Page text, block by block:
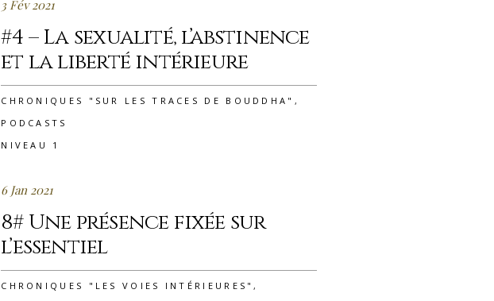
3 Fév 2021
#4 – La sexualité, l’abstinence
et la liberté intérieure
CHRONIQUES "SUR LES TRACES DE BOUDDHA" ,
PODCASTS
NIVEAU 1
6 Jan 2021
8# Une présence fixée sur
l’essentiel
CHRONIQUES "LES VOIES INTÉRIEURES",